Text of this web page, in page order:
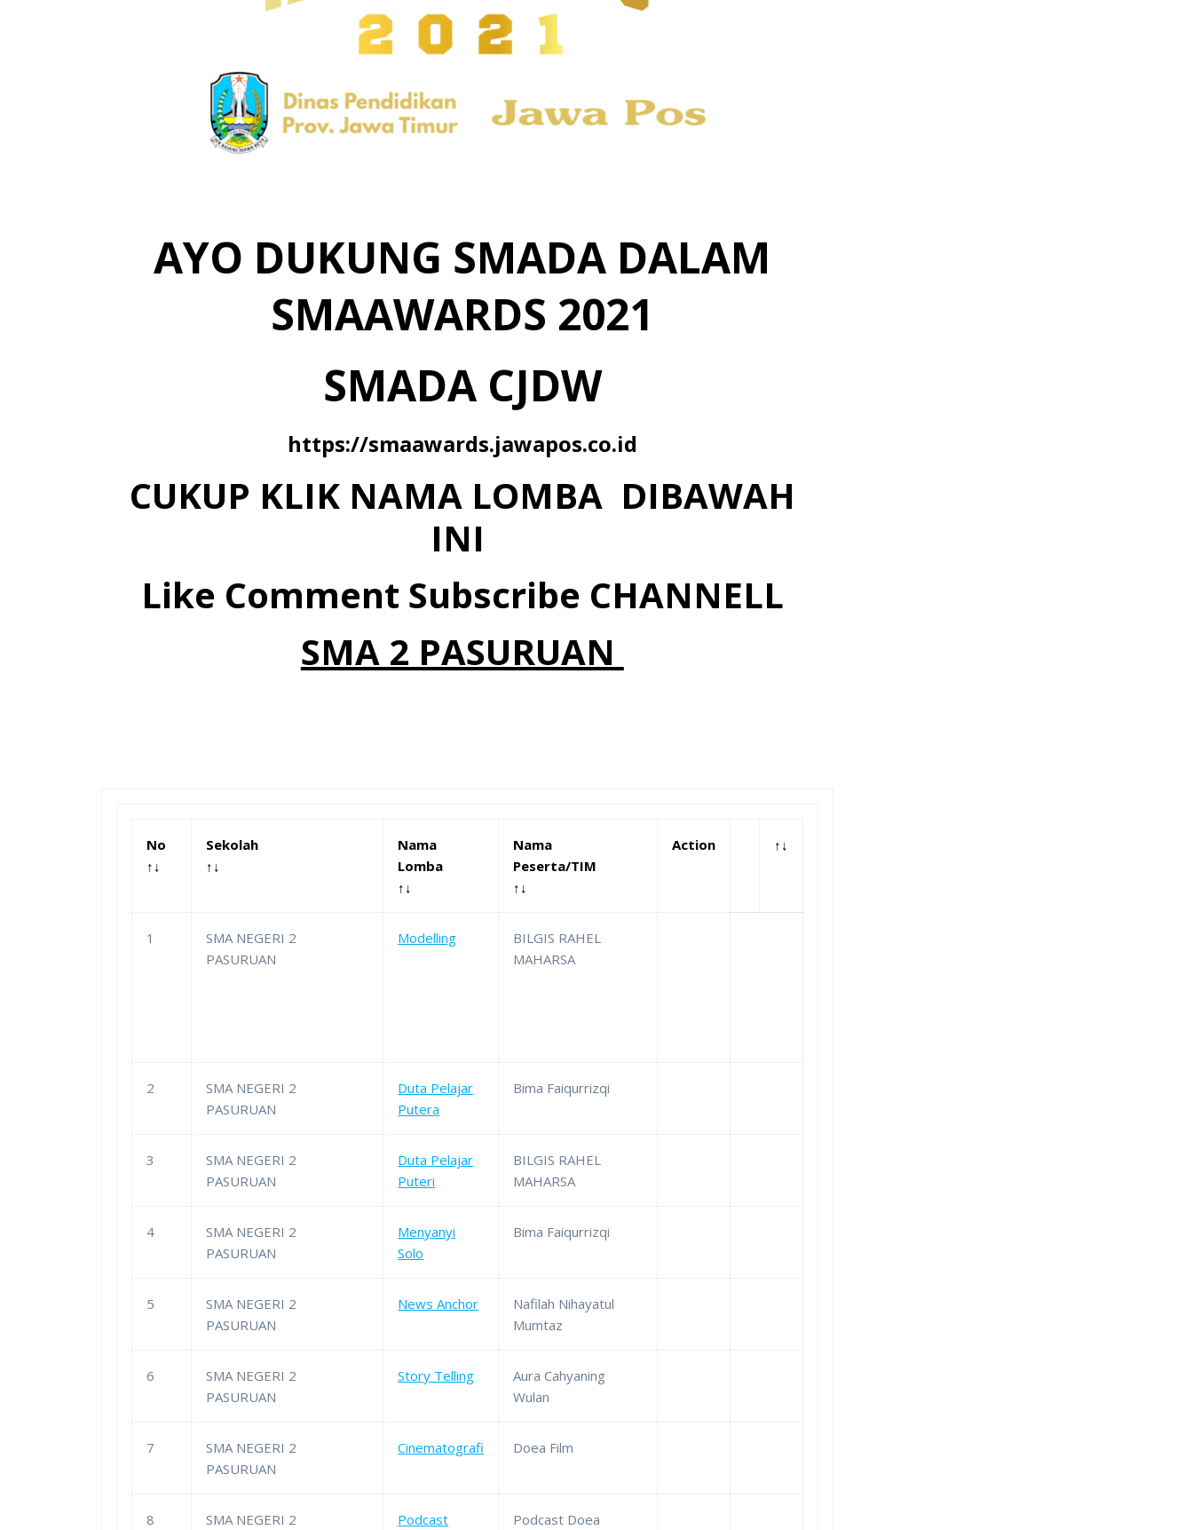
AYO DUKUNG SMADA DALAM
SMAAWARDS 2021
SMADA CJDW
https://smaawards.jawapos.co.id
CUKUP KLIK NAMA LOMBA DIBAWAH
INI
Like Comment Subscribe CHANNELL
SMA 2 PASURUAN
No
↑↓
Sekolah
↑↓
Nama
Lomba
↑↓
Nama
Peserta/TIM
↑↓
Action ↑↓
1
SMA NEGERI 2
PASURUAN
Modelling
BILGIS RAHEL
MAHARSA
2
SMA NEGERI 2
PASURUAN
Duta Pelajar
Putera
Bima Faiqurrizqi
3
SMA NEGERI 2
PASURUAN
Duta Pelajar
Puteri
BILGIS RAHEL
MAHARSA
4
SMA NEGERI 2
PASURUAN
Menyanyi
Solo
Bima Faiqurrizqi
5
SMA NEGERI 2
PASURUAN
News Anchor
Nafilah Nihayatul
Mumtaz
6
SMA NEGERI 2
PASURUAN
Story Telling
Aura Cahyaning
Wulan
7
SMA NEGERI 2
PASURUAN
Cinematografi Doea Film
8
SMA NEGERI 2
Podcast Podcast Doea